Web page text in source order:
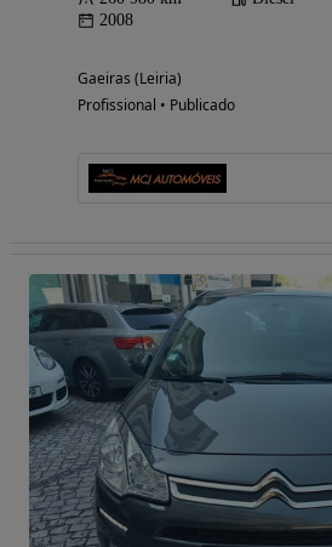
2008
Gaeiras (Leiria)
Profissional • Publicado